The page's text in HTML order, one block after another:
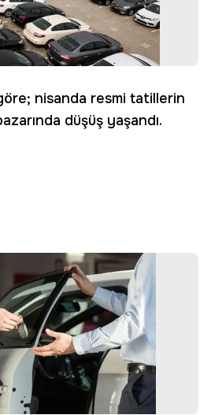
nisanda resmi tatillerin
düşüş yaşandı.